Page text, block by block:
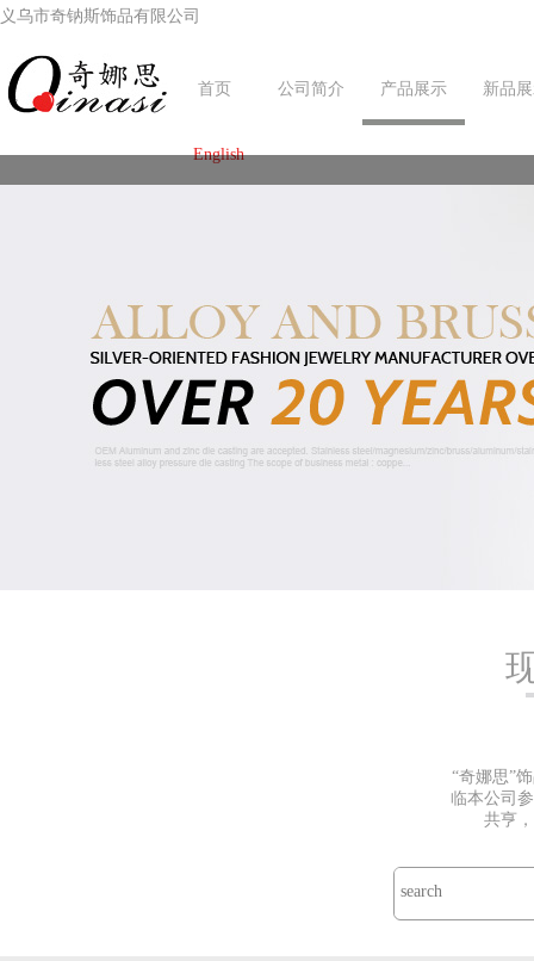
义乌市奇钠斯饰品有限公司
首页 公司简介 产品展示 新品
English
“奇娜思”
临本公司
共亨